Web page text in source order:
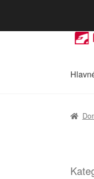
na
na